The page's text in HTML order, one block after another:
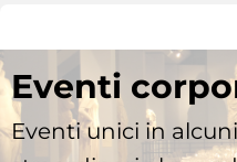
Eventi
Eventi unici in